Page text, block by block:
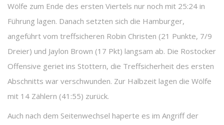
Wölfe zum Ende des ersten Viertels nur noch mit 25:24 in
Führung lagen. Danach setzten sich die Hamburger,
angeführt vom treffsicheren Robin Christen (21 Punkte, 7/9
Dreier) und Jaylon Brown (17 Pkt) langsam ab. Die Rostocker
Offensive geriet ins Stottern, die Treffsicherheit des ersten
Abschnitts war verschwunden. Zur Halbzeit lagen die Wölfe
mit 14 Zählern (41:55) zurück.
Auch nach dem Seitenwechsel haperte es im Angriff der